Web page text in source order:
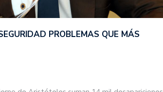
PROBLEMAS QUE MÁS